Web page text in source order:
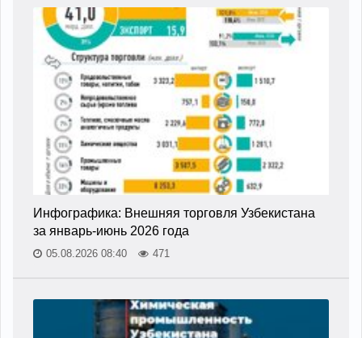
Инфографика: Внешняя торговля Узбекистана
за январь-июнь 2026 года
05.08.2026 08:40 471